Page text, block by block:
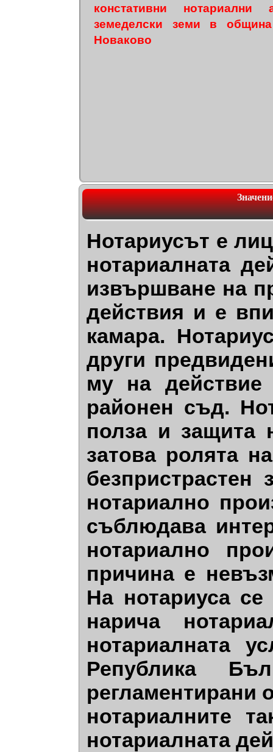
констативни
земеделски земи в
Новаково
Нотариусът е
нотариалната
извършване на
действия и е
камара.
други
му на действие
районен съд.
полза и защита
затова ролята
нотариално
съблюдава
нотариално
причина е
На нотариуса
нарича
нотариалната
Република
регламентирани
нотариалните
нотариалната